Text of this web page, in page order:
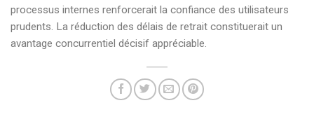
processus internes renforcerait la confiance des utilisateurs
prudents. La réduction des délais de retrait constituerait un
avantage concurrentiel décisif appréciable.